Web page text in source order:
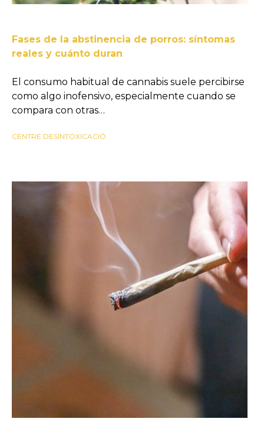
Fases de la abstinencia de porros: síntomas
reales y cuánto duran
El consumo habitual de cannabis suele percibirse
como algo inofensivo, especialmente cuando se
compara con otras…
CENTRE DESINTOXICACIÓ